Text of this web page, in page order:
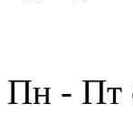
Пн - Пт